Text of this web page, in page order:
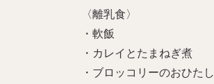
〈離乳食〉
・軟飯
・カレイとたまねぎ煮
・ブロッコリーのおひたし